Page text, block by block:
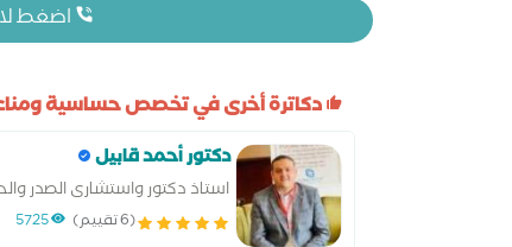
اضغط
دكاترة أخرى في تخصص حساسية
دكتور أحمد قابيل
استاذ دكتور واستشارى الصدر
(6 تقييم) 5725